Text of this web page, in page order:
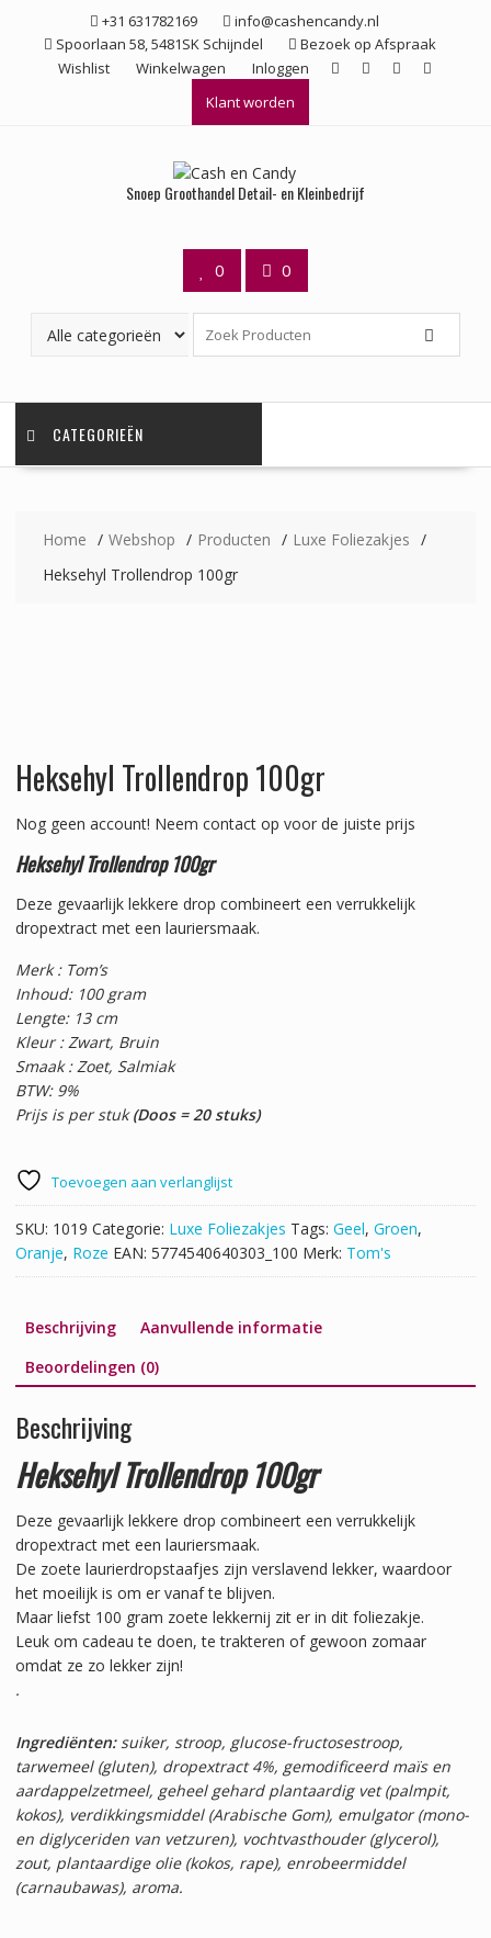
+31 631782169
info@cashencandy.nl
Spoorlaan 58, 5481SK Schijndel
Bezoek op Afspraak
Wishlist
Winkelwagen
Inloggen
Klant worden
Snoep Groothandel Detail- en Kleinbedrijf
0 0
CATEGORIEËN
Home Webshop Producten
Luxe Foliezakjes
Heksehyl Trollendrop 100gr
Heksehyl Trollendrop 100gr
Nog geen account! Neem contact op voor de juiste prijs
Heksehyl Trollendrop 100gr
Deze gevaarlijk lekkere drop combineert een verrukkelijk
dropextract met een lauriersmaak.
Merk : Tom’s
Inhoud: 100 gram
Lengte: 13 cm
Kleur : Zwart, Bruin
Smaak : Zoet, Salmiak
BTW: 9%
Prijs is per stuk(Doos = 20 stuks)
Toevoegen aan verlanglijst
SKU: 1019 Categorie: Luxe Foliezakjes Tags: Geel, Groen,
Oranje, Roze EAN: 5774540640303_100 Merk: Tom's
Beschrijving
Aanvullende informatie
Beoordelingen (0)
Beschrijving
Heksehyl Trollendrop 100gr
Deze gevaarlijk lekkere drop combineert een verrukkelijk
dropextract met een lauriersmaak.
De zoete laurierdropstaafjes zijn verslavend lekker, waardoor
het moeilijk is om er vanaf te blijven.
Maar liefst 100 gram zoete lekkernij zit er in dit foliezakje.
Leuk om cadeau te doen, te trakteren of gewoon zomaar
omdat ze zo lekker zijn!
.
Ingrediënten:suiker, stroop, glucose-fructosestroop,
tarwemeel (gluten), dropextract 4%, gemodificeerd maïs en
aardappelzetmeel, geheel gehard plantaardig vet (palmpit,
kokos), verdikkingsmiddel (Arabische Gom), emulgator (mono-
en diglyceriden van vetzuren), vochtvasthouder (glycerol),
zout, plantaardige olie (kokos, rape), enrobeermiddel
(carnaubawas), aroma.